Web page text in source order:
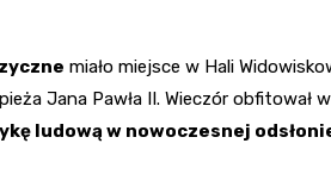
miało miejsce w Hali
Jana Pawła II. Wieczór obfitował
ludową w nowoczesnej